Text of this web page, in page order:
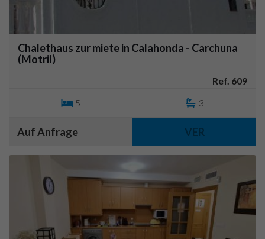
Chalethaus zur miete in Calahonda - Carchuna
(Motril)
Ref. 609
5
3
Auf Anfrage VER